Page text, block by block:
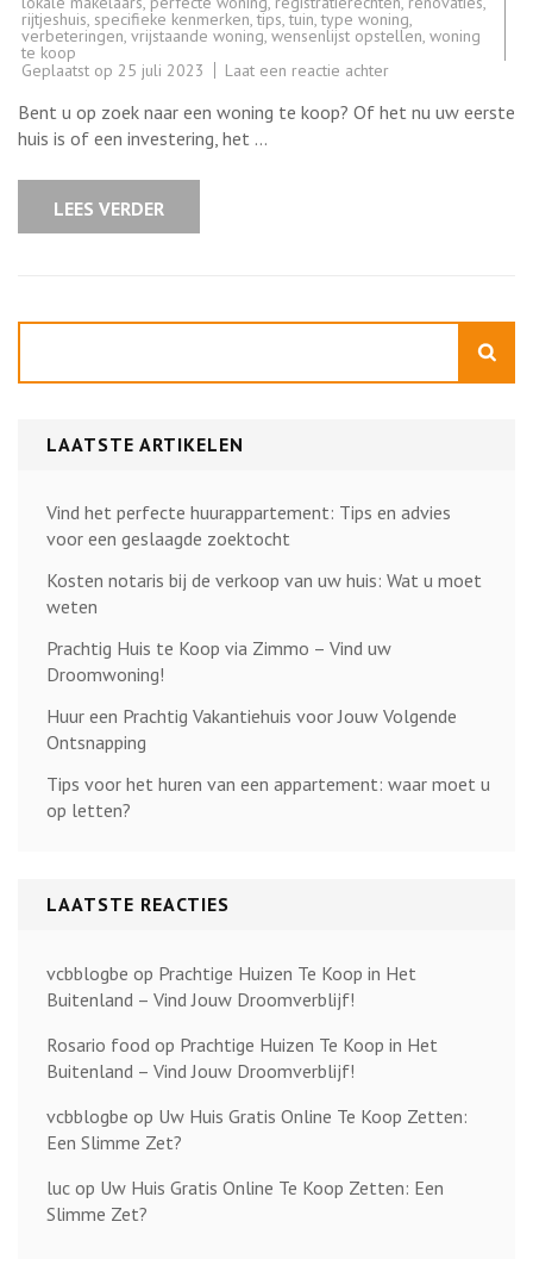
rijtjeshuis, specifieke kenmerken,tips,tuin,type woning,
verbeteringen, vrijstaande woning,wensenlijst opstellen, woning
te koop
Geplaatst op 25 juli 2023 Laat een reactie achterop
woning
te
Bent u op zoek naar een woning te koop? Of het nu uw eerste
huis is of een investering, het …
LEES VERDER
LAATSTE ARTIKELEN
Vind het perfecte huurappartement: Tips en advies
voor een geslaagde zoektocht
Kosten notaris bij de verkoop van uw huis: Wat u moet
weten
Prachtig Huis te Koop via Zimmo – Vind uw
Droomwoning!
Huur een Prachtig Vakantiehuis voor Jouw Volgende
Ontsnapping
Tips voor het huren van een appartement: waar moet u
op letten?
LAATSTE REACTIES
vcbblogbe op Prachtige Huizen Te Koop in Het
Buitenland – Vind Jouw Droomverblijf!
Rosario food op Prachtige Huizen Te Koop in Het
Buitenland – Vind Jouw Droomverblijf!
vcbblogbe op Uw Huis Gratis Online Te Koop Zetten:
Een Slimme Zet?
luc op Uw Huis Gratis Online Te Koop Zetten: Een
Slimme Zet?